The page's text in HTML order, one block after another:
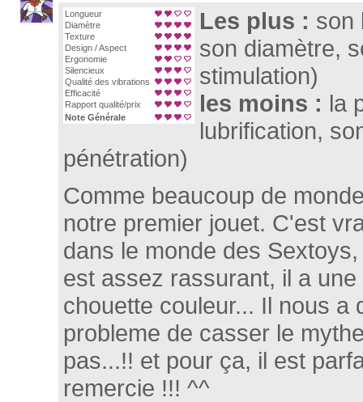
Longueur
Diamètre
Texture
Design / Aspect
Ergonomie
Silencieux
Qualité des vibrations
Efficacité
Rapport qualité/prix
Note Générale
Les plus : son
son diamètre,
stimulation)
les moins : la
lubrification,
pénétration)
Comme beaucoup de
notre premier jouet. C'est
dans le monde des
est assez rassurant, il a
chouette couleur... Il nous a
probleme de casser le
pas...!! et pour ça, il est
remercie !!! ^^